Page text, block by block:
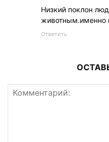
Низкий поклон
животным.именно
Ответить